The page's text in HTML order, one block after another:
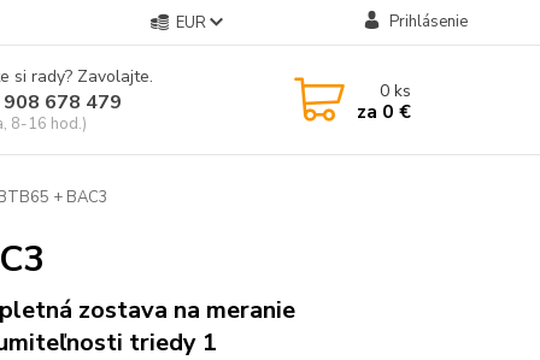
EUR Prihlásenie
si rady? Zavolajte.
678 479
8-16 hod.)
0ks
za 0 €
+ BAC3
zostava na meranie
triedy 1